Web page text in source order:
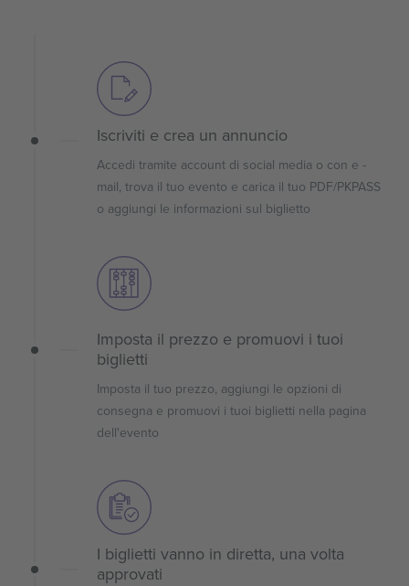
Iscriviti e crea un annuncio
Accedi tramite account di social media o con e -
mail, trova il tuo evento e carica il tuo PDF/PKPASS
o aggiungi le informazioni sul biglietto
Imposta il prezzo e promuovi i tuoi
biglietti
Imposta il tuo prezzo, aggiungi le opzioni di
consegna e promuovi i tuoi biglietti nella pagina
dell'evento
I biglietti vanno in diretta, una volta
approvati